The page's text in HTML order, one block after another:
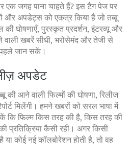
एक जगह पाना चाहते हैं? इस टैग पेज पर
और अपडेट्स को एकत्र किया है जो तब्बू
घोषणाएँ, पुरस्कृत प्रदर्शन, इंटरव्यू और
वाली खबरें सीधी, भरोसेमंद और तेजी से
जान सकें।
अपडेट
की आने वाली फिल्मों की घोषणा, रिलीज
मिलेंगी। हमने खबरों को सरल भाषा में
कि फिल्म किस तरह की है, किस तरह की
प्रतिक्रिया कैसी रही। अगर किसी
या कोई नई कॉलबोरेशन होती है, तो वह